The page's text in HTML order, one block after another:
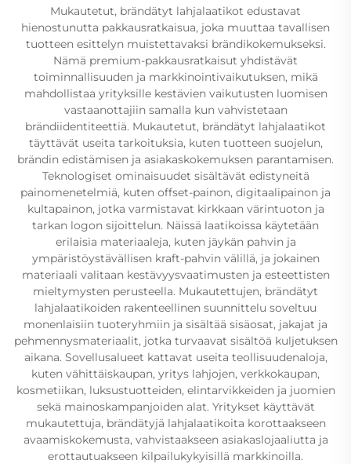
Mukautetut, brändätyt lahjalaatikot edustavat
hienostunutta pakkausratkaisua, joka muuttaa tavallisen
tuotteen esittelyn muistettavaksi brändikokemukseksi.
Nämä premium-pakkausratkaisut yhdistävät
toiminnallisuuden ja markkinointivaikutuksen, mikä
mahdollistaa yrityksille kestävien vaikutusten luomisen
vastaanottajiin samalla kun vahvistetaan
brändiidentiteettiä. Mukautetut, brändätyt lahjalaatikot
täyttävät useita tarkoituksia, kuten tuotteen suojelun,
brändin edistämisen ja asiakaskokemuksen parantamisen.
Teknologiset ominaisuudet sisältävät edistyneitä
painomenetelmiä, kuten offset-painon, digitaalipainon ja
kultapainon, jotka varmistavat kirkkaan värintuoton ja
tarkan logon sijoittelun. Näissä laatikoissa käytetään
erilaisia materiaaleja, kuten jäykän pahvin ja
ympäristöystävällisen kraft-pahvin välillä, ja jokainen
materiaali valitaan kestävyysvaatimusten ja esteettisten
mieltymysten perusteella. Mukautettujen, brändätyt
lahjalaatikoiden rakenteellinen suunnittelu soveltuu
monenlaisiin tuoteryhmiin ja sisältää sisäosat, jakajat ja
pehmennysmateriaalit, jotka turvaavat sisältöä kuljetuksen
aikana. Sovellusalueet kattavat useita teollisuudenaloja,
kuten vähittäiskaupan, yritys lahjojen, verkkokaupan,
kosmetiikan, luksustuotteiden, elintarvikkeiden ja juomien
sekä mainoskampanjoiden alat. Yritykset käyttävät
mukautettuja, brändätyjä lahjalaatikoita korottaakseen
avaamiskokemusta, vahvistaakseen asiakaslojaaliutta ja
erottautuakseen kilpailukykyisillä markkinoilla.